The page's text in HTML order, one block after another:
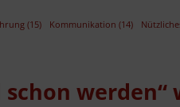
(15) Kommunikation (14)
werden“